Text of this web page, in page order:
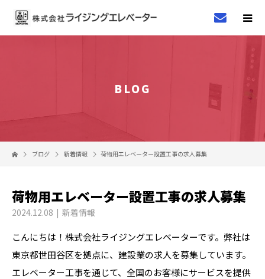
BLOG
ブログ 新着情報 荷物用エレベーター設置工事の求人募集
荷物用エレベーター設置工事の求人募集
2024.12.08 新着情報
こんにちは！株式会社ライジングエレベーターです。弊社は
東京都世田谷区を拠点に、建設業の求人を募集しています。
エレベーター工事を通じて、全国のお客様にサービスを提供